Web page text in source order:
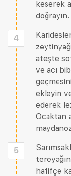
keserek
doğrayın.
4
ateşte
ve acı
ekleyin
ederek
Ocaktan
5
hafifçe